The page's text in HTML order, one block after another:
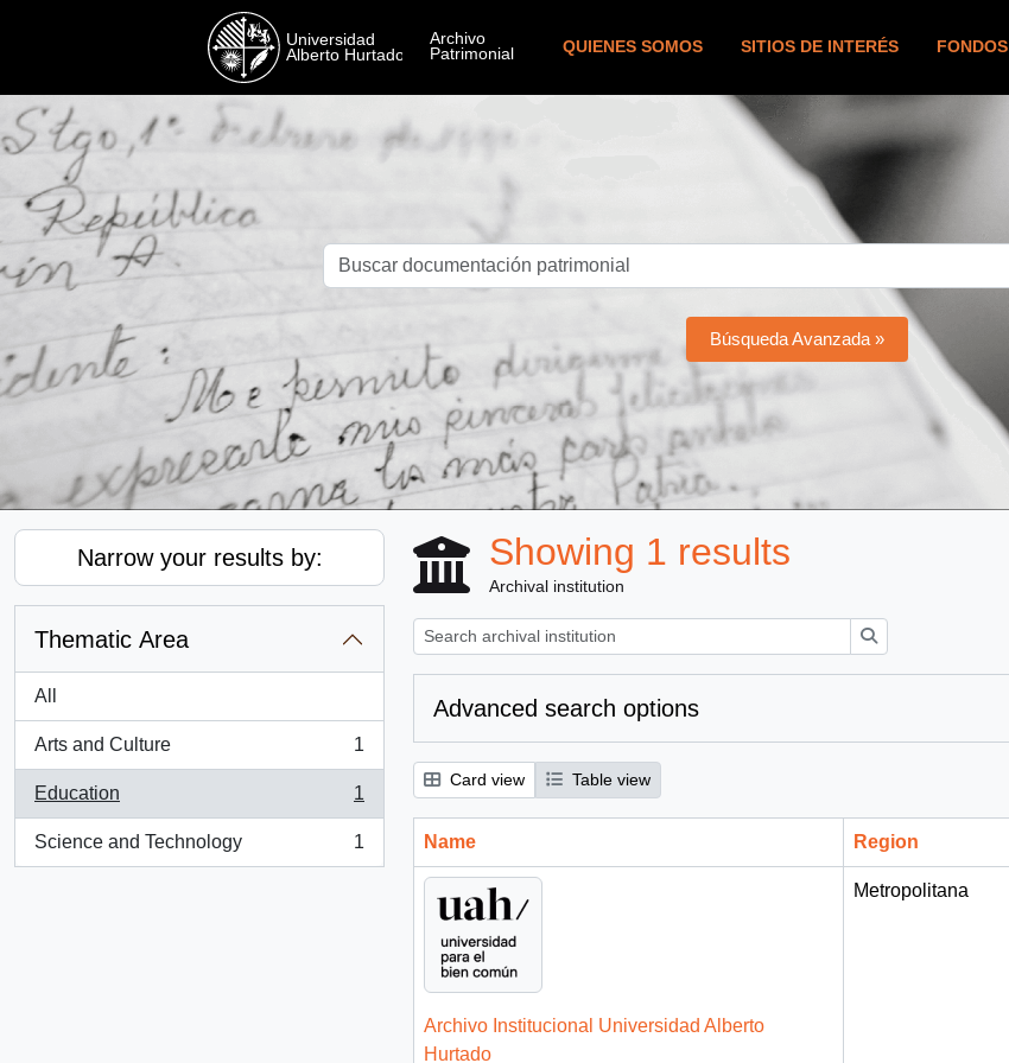
QUIENES SOMOS SITIOS DE INTERÉS FONDOS
Búsqueda Avanzada »
Narrow your results by:
Thematic Area
All
Arts and Culture
, 1 results
1
Education
, 1 results
1
Science and Technology
, 1 results
1
Showing 1 results
Archival institution
Advanced search options
Card view Table view
Name Region
Archivo Institucional Universidad Alberto
Hurtado
Metropolitana